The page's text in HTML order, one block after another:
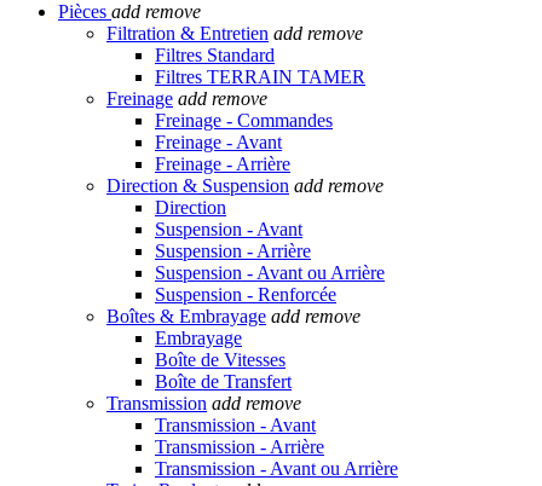
Pièces add remove
Filtration & Entretien add remove
Filtres Standard
Filtres TERRAIN TAMER
Freinage add remove
Freinage - Commandes
Freinage - Avant
Freinage - Arrière
Direction & Suspension add remove
Direction
Suspension - Avant
Suspension - Arrière
Suspension - Avant ou Arrière
Suspension - Renforcée
Boîtes & Embrayage add remove
Embrayage
Boîte de Vitesses
Boîte de Transfert
Transmission add remove
Transmission - Avant
Transmission - Arrière
Transmission - Avant ou Arrière